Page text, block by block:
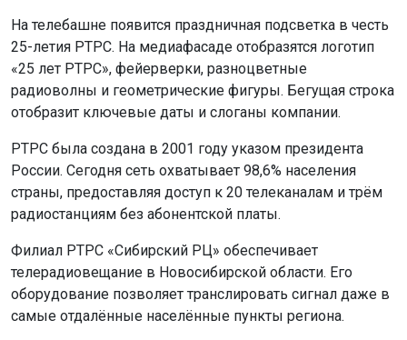
На телебашне появится праздничная подсветка в честь
25-летия РТРС. На медиафасаде отобразятся логотип
«25 лет РТРС», фейерверки, разноцветные
радиоволны и геометрические фигуры. Бегущая строка
отобразит ключевые даты и слоганы компании.
РТРС была создана в 2001 году указом президента
России. Сегодня сеть охватывает 98,6% населения
страны, предоставляя доступ к 20 телеканалам и трём
радиостанциям без абонентской платы.
Филиал РТРС «Сибирский РЦ» обеспечивает
телерадиовещание в Новосибирской области. Его
оборудование позволяет транслировать сигнал даже в
самые отдалённые населённые пункты региона.